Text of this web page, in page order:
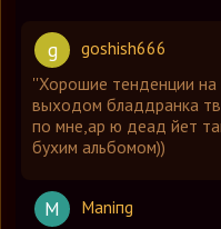
g
goshish666
''Хорошие тенденции на
выходом бладдранка
по мне,ар ю деад йет
бухим альбомом))
M
Maniпg